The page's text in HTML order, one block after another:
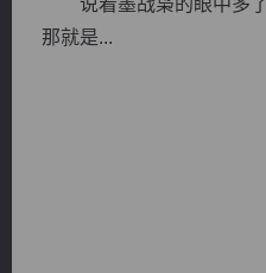
说着墨战枭的眼中多了
那就是...